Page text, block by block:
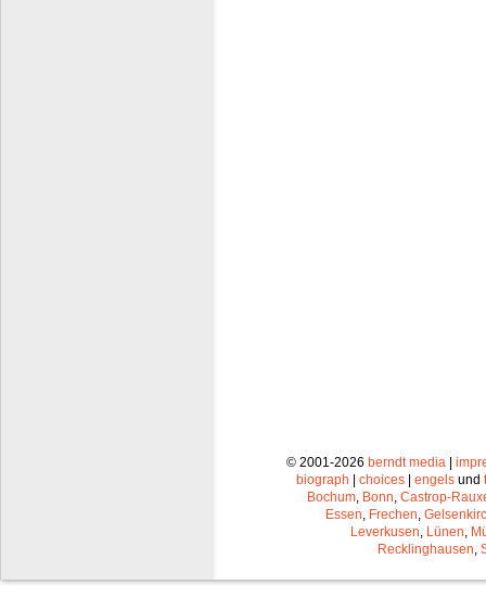
© 2001-2026 berndt media |
biograph | choices | engels und
Bochum Bonn Castrop-
Essen Frechen
Leverkusen Lünen
Recklinghausen